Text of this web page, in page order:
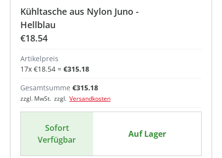
Kühltasche aus Nylon Juno -
Hellblau
€18.54
Artikelpreis
17x €18.54 = €315.18
Gesamtsumme €315.18
zzgl. MwSt. zzgl. Versandkosten
Sofort
Verfügbar
Auf Lager